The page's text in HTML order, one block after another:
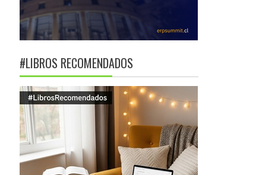
#LIBROS RECOMENDADOS